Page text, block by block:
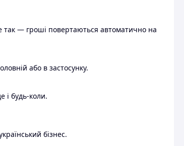
так — гроші повертаються автоматично на
або в застосунку.
і будь-коли.
бізнес.